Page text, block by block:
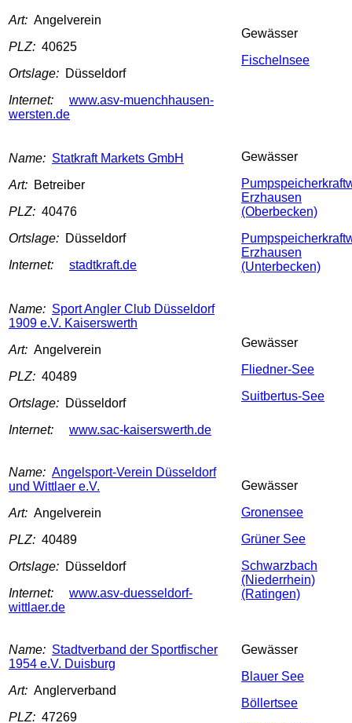
Art: Angelverein
PLZ: 40625
Ortslage: Düsseldorf
Internet:
www.asv-muenchhausen-
wersten.de
Gewässer
Fischelnsee
Name: Statkraft Markets GmbH
Art: Betreiber
PLZ: 40476
Ortslage: Düsseldorf
Internet:
stadtkraft.de
Gewässer
Erzhausen
(Oberbecken)
Erzhausen
(Unterbecken)
Name: Sport Angler Club Düsseldorf
1909 e.V. Kaiserswerth
Art: Angelverein
PLZ: 40489
Ortslage: Düsseldorf
Internet:
www.sac-kaiserswerth.de
Gewässer
Fliedner-See
Suitbertus-See
Name: Angelsport-Verein Düsseldorf
und Wittlaer e.V.
Art: Angelverein
PLZ: 40489
Ortslage: Düsseldorf
Internet:
www.asv-duesseldorf-
wittlaer.de
Gewässer
Gronensee
Grüner See
Schwarzbach
(Niederrhein)
(Ratingen)
Name: Stadtverband der Sportfischer
1954 e.V. Duisburg
Art: Anglerverband
PLZ: 47269
Gewässer
Blauer See
Böllertsee